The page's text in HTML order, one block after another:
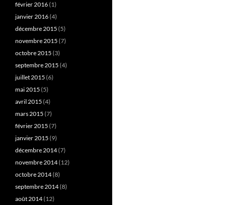
février 2016(1)
janvier 2016(4)
décembre 2015 (5)
novembre 2015 (7)
octobre 2015 (3)
septembre 2015 (4)
juillet 2015 (6)
mai 2015 (5)
avril 2015 (4)
mars 2015 (7)
février 2015 (7)
janvier 2015 (9)
décembre 2014(7)
novembre 2014(12)
octobre 2014(8)
septembre 2014(8)
août 2014(12)